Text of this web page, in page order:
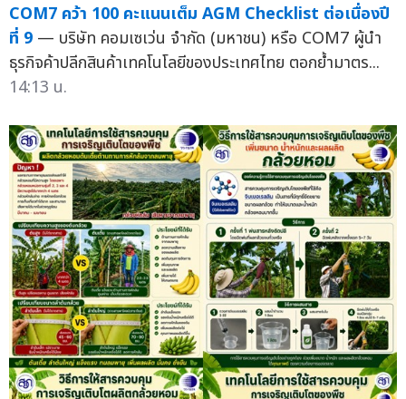
COM7 คว้า 100 คะแนนเต็ม AGM Checklist ต่อเนื่องปี
ที่ 9 — บริษัท คอมเซเว่น จำกัด (มหาชน) หรือ COM7 ผู้นำ
ธุรกิจค้าปลีกสินค้าเทคโนโลยีของประเทศไทย ตอกย้ำมาตร...
14:13 น.